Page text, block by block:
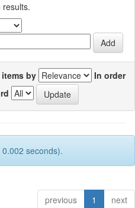
results.
by
In order
seconds).
previous 1 next